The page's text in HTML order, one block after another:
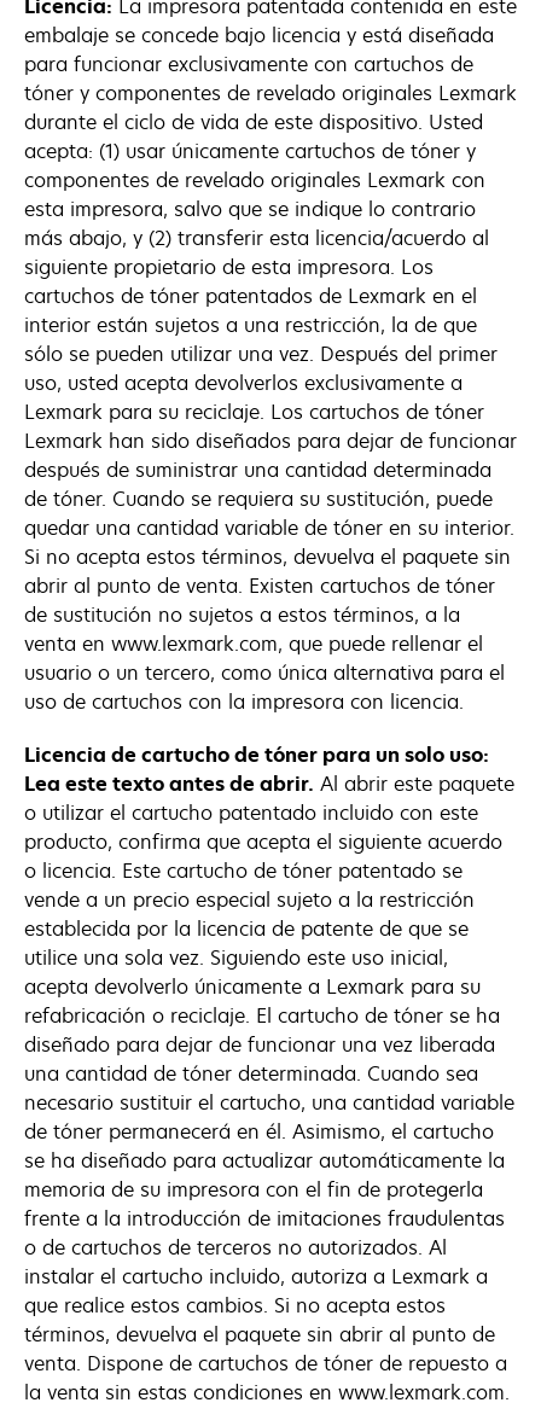
Licencia: La impresora patentada contenida en este
embalaje se concede bajo licencia y está diseñada
para funcionar exclusivamente con cartuchos de
tóner y componentes de revelado originales Lexmark
durante el ciclo de vida de este dispositivo. Usted
acepta: (1) usar únicamente cartuchos de tóner y
componentes de revelado originales Lexmark con
esta impresora, salvo que se indique lo contrario
más abajo, y (2) transferir esta licencia/acuerdo al
siguiente propietario de esta impresora. Los
cartuchos de tóner patentados de Lexmark en el
interior están sujetos a una restricción, la de que
sólo se pueden utilizar una vez. Después del primer
uso, usted acepta devolverlos exclusivamente a
Lexmark para su reciclaje. Los cartuchos de tóner
Lexmark han sido diseñados para dejar de funcionar
después de suministrar una cantidad determinada
de tóner. Cuando se requiera su sustitución, puede
quedar una cantidad variable de tóner en su interior.
Si no acepta estos términos, devuelva el paquete sin
abrir al punto de venta. Existen cartuchos de tóner
de sustitución no sujetos a estos términos, a la
venta en www.lexmark.com, que puede rellenar el
usuario o un tercero, como única alternativa para el
uso de cartuchos con la impresora con licencia.
Licencia de cartucho de tóner para un solo uso:
Lea este texto antes de abrir. Al abrir este paquete
o utilizar el cartucho patentado incluido con este
producto, confirma que acepta el siguiente acuerdo
o licencia. Este cartucho de tóner patentado se
vende a un precio especial sujeto a la restricción
establecida por la licencia de patente de que se
utilice una sola vez. Siguiendo este uso inicial,
acepta devolverlo únicamente a Lexmark para su
refabricación o reciclaje. El cartucho de tóner se ha
diseñado para dejar de funcionar una vez liberada
una cantidad de tóner determinada. Cuando sea
necesario sustituir el cartucho, una cantidad variable
de tóner permanecerá en él. Asimismo, el cartucho
se ha diseñado para actualizar automáticamente la
memoria de su impresora con el fin de protegerla
frente a la introducción de imitaciones fraudulentas
o de cartuchos de terceros no autorizados. Al
instalar el cartucho incluido, autoriza a Lexmark a
que realice estos cambios. Si no acepta estos
términos, devuelva el paquete sin abrir al punto de
venta. Dispone de cartuchos de tóner de repuesto a
la venta sin estas condiciones en www.lexmark.com.